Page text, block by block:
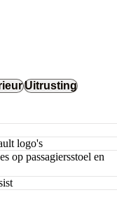
Uitrusting
logo's